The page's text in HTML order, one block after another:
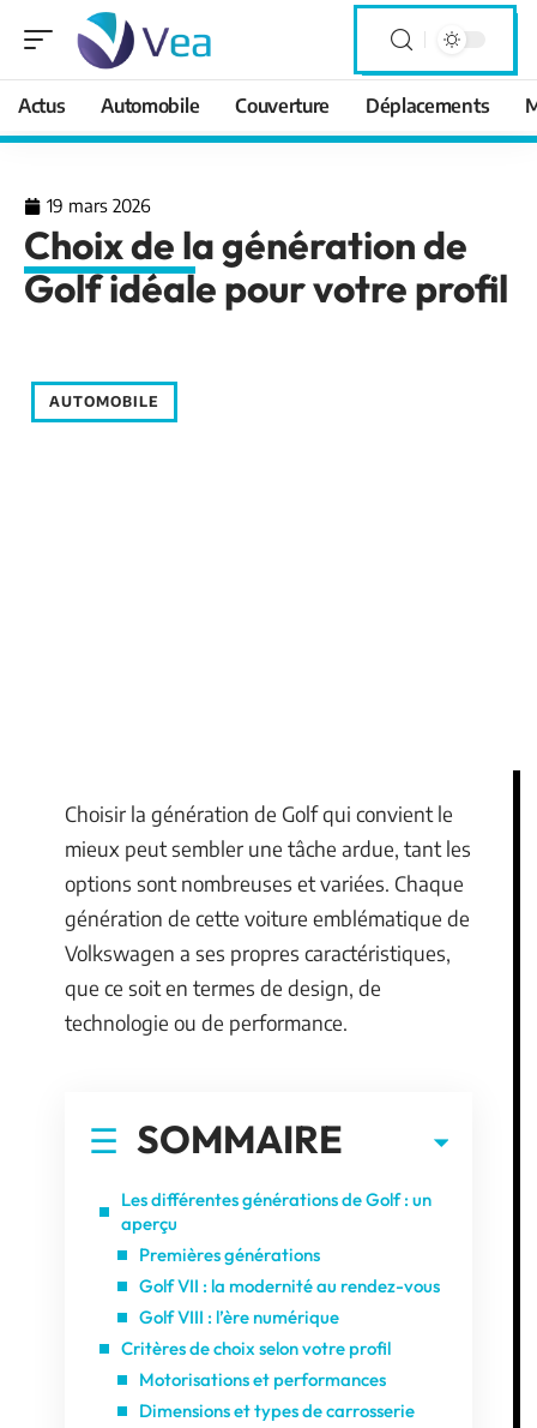
Actus Automobile Couverture Déplacements
19 mars 2026
Choix de la génération de
Golf idéale pour votre profil
AUTOMOBILE
Choisir la génération de Golf qui convient le
mieux peut sembler une tâche ardue, tant les
options sont nombreuses et variées. Chaque
génération de cette voiture emblématique de
Volkswagen a ses propres caractéristiques,
que ce soit en termes de design, de
technologie ou de performance.
SOMMAIRE
Les différentes générations de Golf : un
aperçu
Premières générations
Golf VII : la modernité au rendez-vous
Golf VIII : l’ère numérique
Critères de choix selon votre profil
Motorisations et performances
Dimensions et types de carrosserie